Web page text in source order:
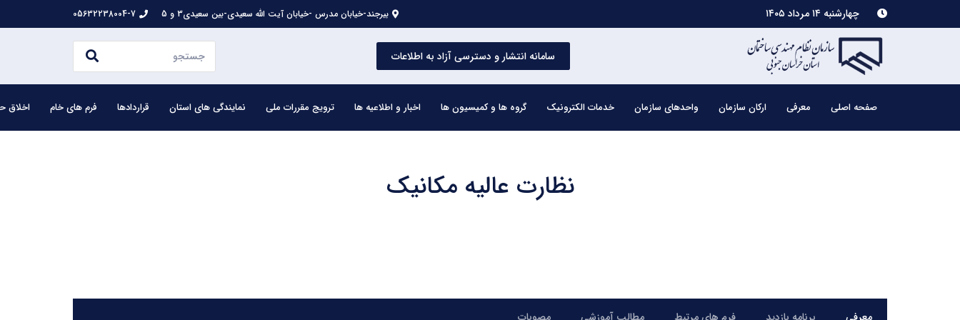
چهارشنبه ۱۴ مرداد ۱۴۰۵ بیرجند-خیابان مدرس -خیابان آیت الله سعیدی-بین سعیدی3 و 5 05632238004-7
سامانه انتشار و دسترسی آزاد به اطلاعات
صفحه اصلی معرفی ارکان سازمان واحدهای سازمان خدمات الکترونیک گروه ها و کمیسیون ها اخبار و اطلاعیه ها ترویج مقررات ملی نمایندگی های استان قراردادها فرم های خام اخلاق
نظارت عالیه مکانیک